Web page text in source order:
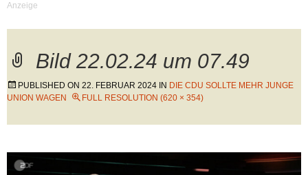
Bild 22.02.24 um 07.49
PUBLISHED ON 22. FEBRUAR 2024 IN DIE CDU SOLLTE MEHR JUNGE
UNION WAGEN
FULL RESOLUTION (620 × 354)